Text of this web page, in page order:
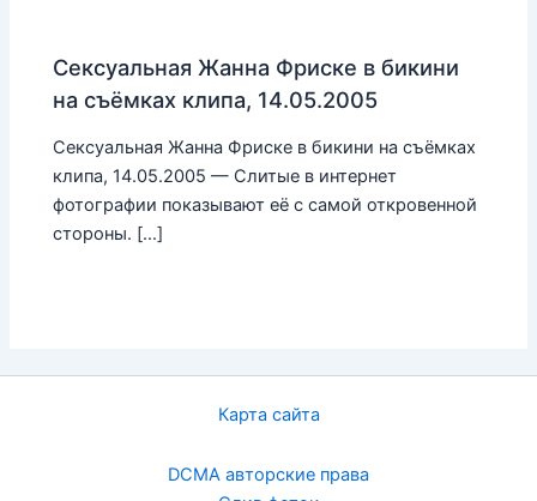
Сексуальная Жанна Фриске в бикини
на съёмках клипа, 14.05.2005
Сексуальная Жанна Фриске в бикини на съёмках
клипа, 14.05.2005 — Слитые в интернет
фотографии показывают её с самой откровенной
стороны. […]
Карта сайта
DCMA авторские права